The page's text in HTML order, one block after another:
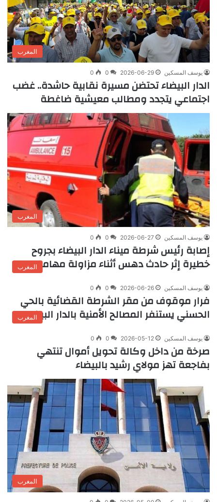
المغرب
يوسف المسكين 2026-06-29
0
0
الدار البيضاء تحتضن مسيرة نقابية حاشدة.. غضب
اجتماعي يتجدد ومطالب معيشية ضاغطة
المغرب
يوسف المسكين 2026-06-27
0
0
إصابة رئيس شرطة ميناء الدار البيضاء بجروح
خطيرة إثر حادث دهس أثناء مزاولة مهامهالمغرب
يوسف المسكين 2026-06-26
0
0
فرار موقوف من مقر الشرطة القضائية بالحي
الحسني يستنفر المصالح الأمنية بالدار البيضاء
المغرب
يوسف المسكين 2026-05-12
0
0
صرخة من داخل وكالة تحويل أموال تنتهي
بفاجعة تهز مولاي رشيد بالبيضاء
المغرب